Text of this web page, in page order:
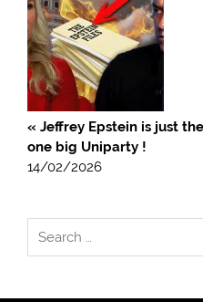
« Jeffrey Epstein is just
one big Uniparty !
14/02/2026